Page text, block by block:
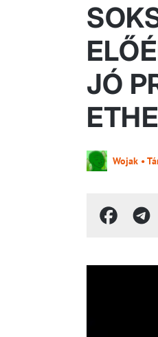
JÓ
Wojak •